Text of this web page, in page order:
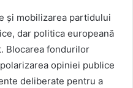
și mobilizarea partidului
dar politica europeană
Blocarea fondurilor
opiniei publice
deliberate pentru a